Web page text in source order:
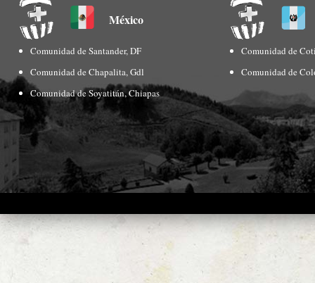
México
Comunidad de Santander, DF
Comunidad de Chapalita, Gdl
Comunidad de Soyatitán, Chiapas
Comunidad de
Comunidad de